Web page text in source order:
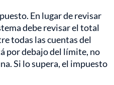
En lugar de revisar
debe revisar el total
todas las cuentas del
por debajo del límite, no
Si lo supera, el impuesto